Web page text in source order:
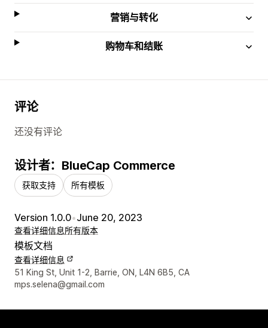
营销与转化
购物车和结账
评论
还没有评论
设计者：BlueCap Commerce
获取支持 所有模板
Version 1.0.0•June 20, 2023
查看详细信息所有版本
模板文档
查看详细信息
设计师联系方式
51 King St, Unit 1-2, Barrie, ON, L4N 6B5, CA
mps.selena@gmail.com